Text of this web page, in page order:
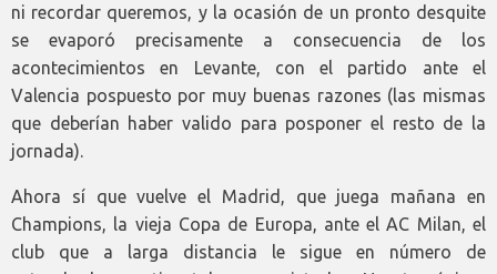
ni recordar queremos, y la ocasión de un pronto desquite
se evaporó precisamente a consecuencia de los
acontecimientos en Levante, con el partido ante el
Valencia pospuesto por muy buenas razones (las mismas
que deberían haber valido para posponer el resto de la
jornada).
Ahora sí que vuelve el Madrid, que juega mañana en
Champions, la vieja Copa de Europa, ante el AC Milan, el
club que a larga distancia le sigue en número de